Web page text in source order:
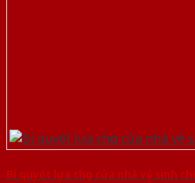
Bí quyết lựa chọn cửa nhà vệ sinh